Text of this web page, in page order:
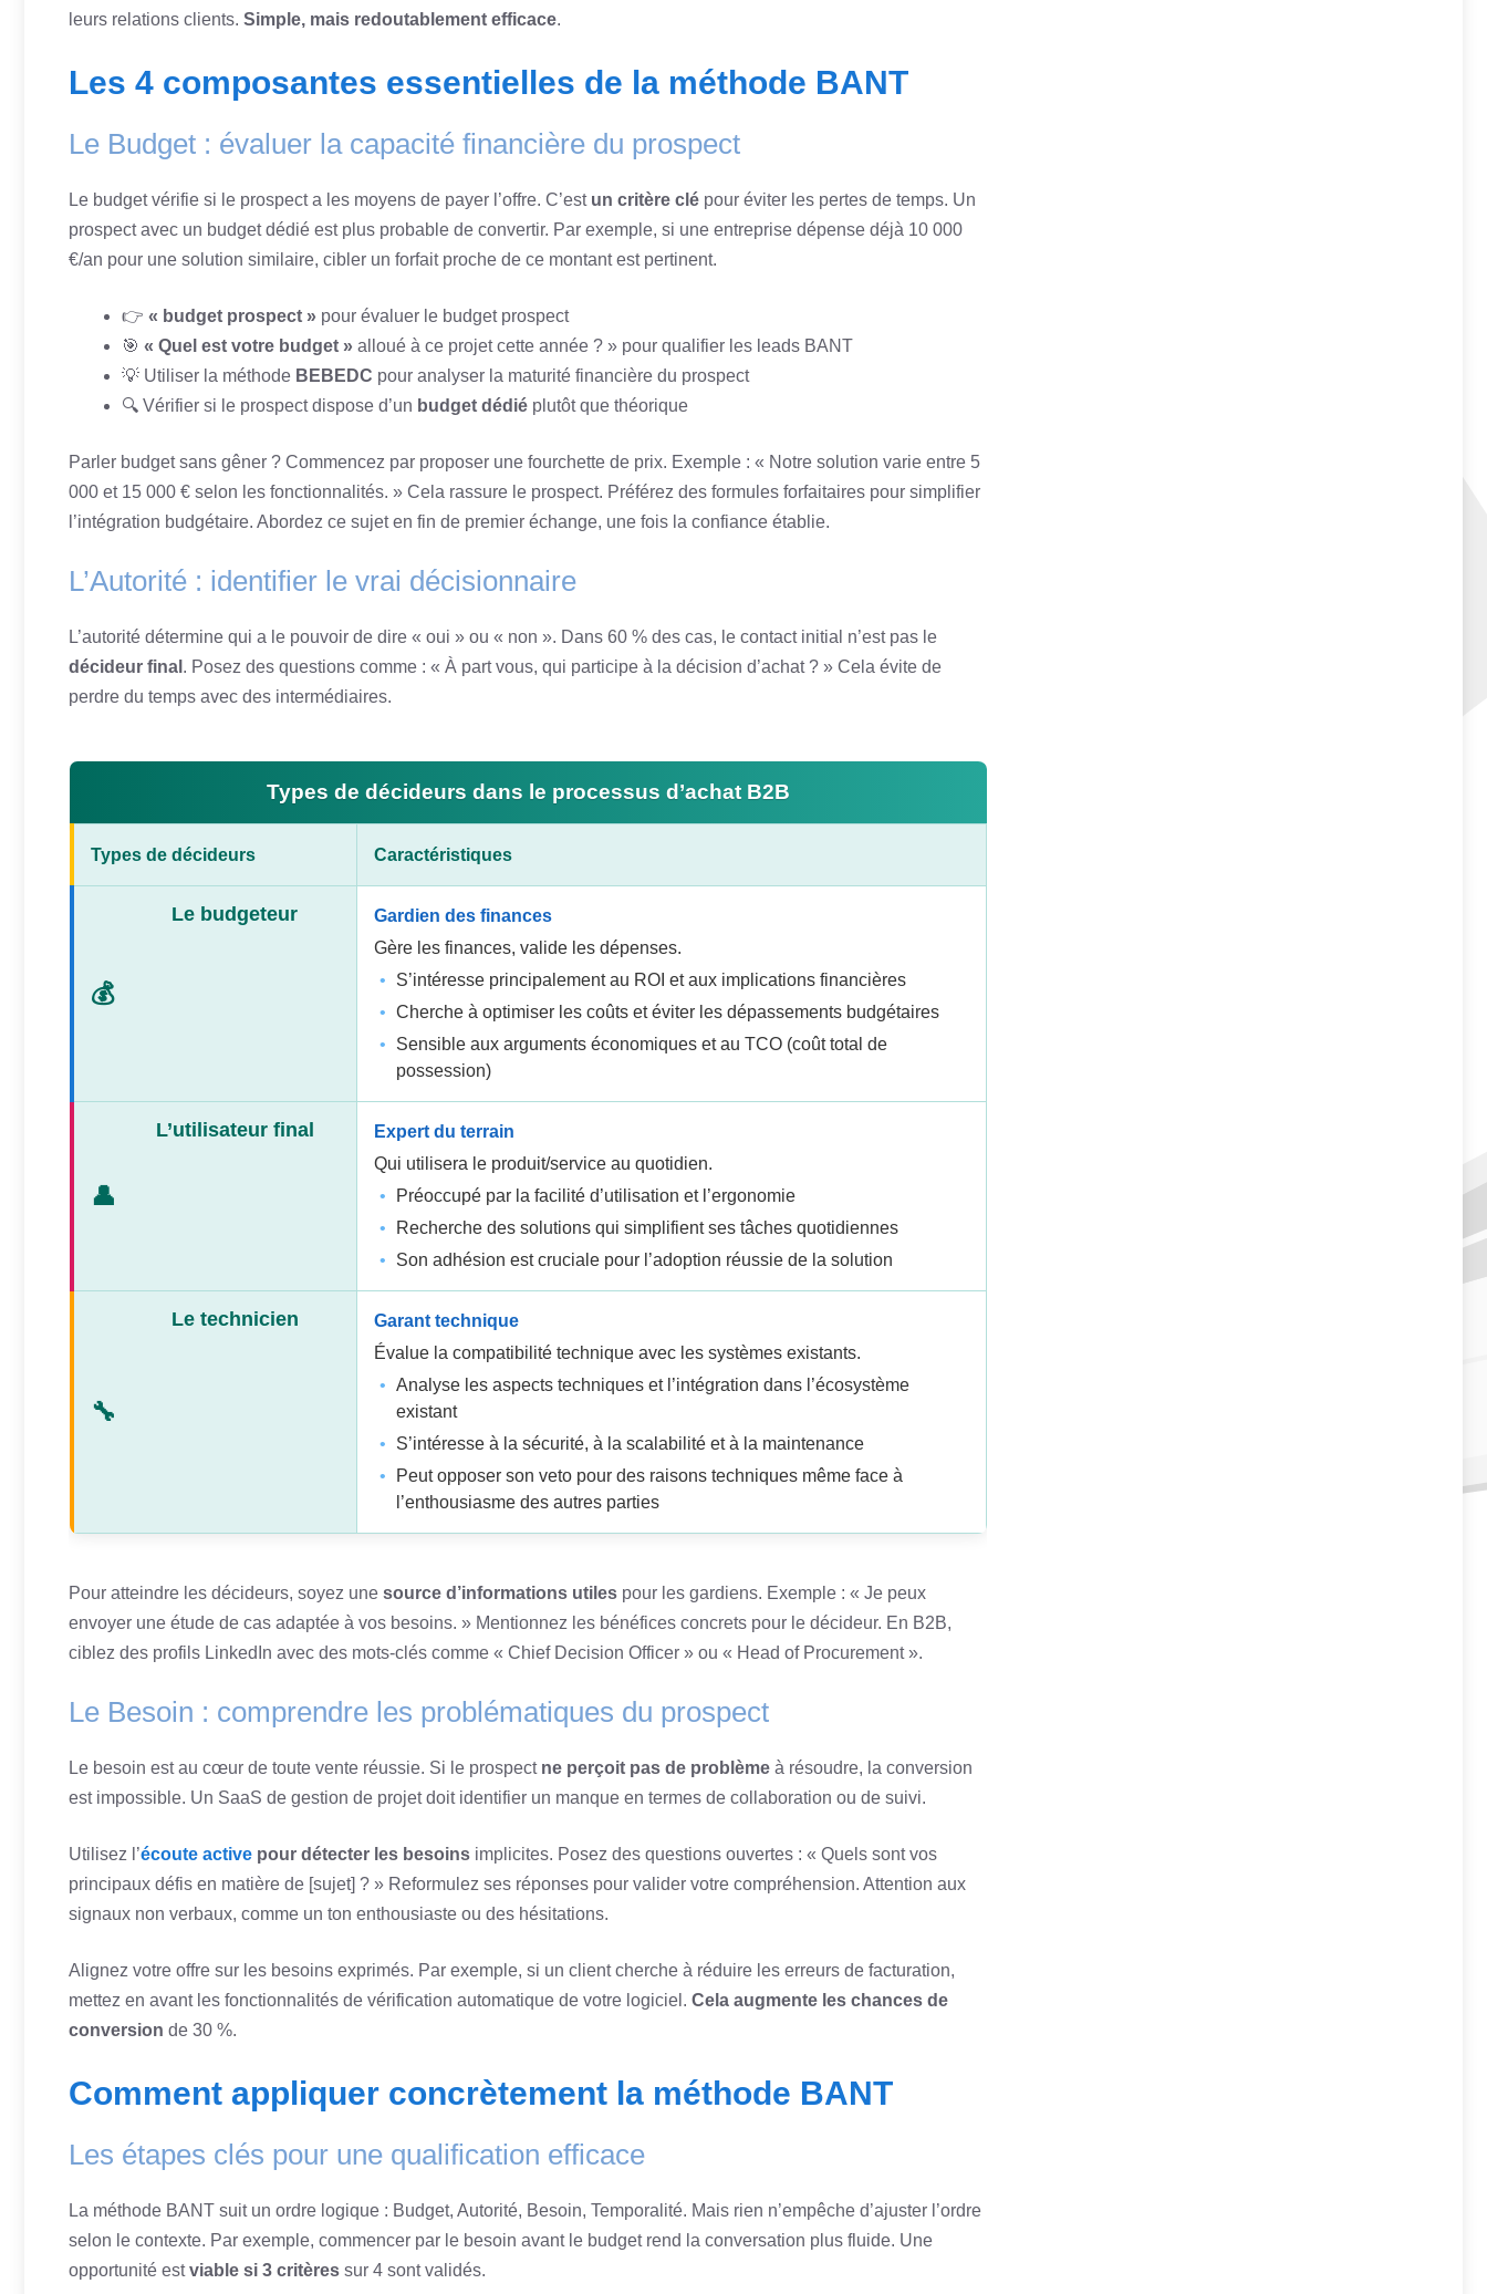
leurs relations clients. Simple, mais redoutablement efficace.
Les 4 composantes essentielles de la méthode BANT
Le Budget : évaluer la capacité financière du prospect
Le budget vérifie si le prospect a les moyens de payer l’offre. C’est un critère clé pour éviter les pertes de temps. Un
prospect avec un budget dédié est plus probable de convertir. Par exemple, si une entreprise dépense déjà 10 000
€/an pour une solution similaire, cibler un forfait proche de ce montant est pertinent.
👉 « budget prospect » pour évaluer le budget prospect
🎯 « Quel est votre budget » alloué à ce projet cette année ? » pour qualifier les leads BANT
💡 Utiliser la méthode BEBEDC pour analyser la maturité financière du prospect
🔍 Vérifier si le prospect dispose d’un budget dédié plutôt que théorique
Parler budget sans gêner ? Commencez par proposer une fourchette de prix. Exemple : « Notre solution varie entre 5
000 et 15 000 € selon les fonctionnalités. » Cela rassure le prospect. Préférez des formules forfaitaires pour simplifier
l’intégration budgétaire. Abordez ce sujet en fin de premier échange, une fois la confiance établie.
L’Autorité : identifier le vrai décisionnaire
L’autorité détermine qui a le pouvoir de dire « oui » ou « non ». Dans 60 % des cas, le contact initial n’est pas le
décideur final . Posez des questions comme : « À part vous, qui participe à la décision d’achat ? » Cela évite de
perdre du temps avec des intermédiaires.
Types de décideurs dans le processus d’achat B2B
Types de décideurs Caractéristiques
Le budgeteur
Gardien des finances
Gère les finances, valide les dépenses.
S’intéresse principalement au ROI et aux implications financières
Cherche à optimiser les coûts et éviter les dépassements budgétaires
Sensible aux arguments économiques et au TCO (coût total de
possession)
L’utilisateur final
Expert du terrain
Qui utilisera le produit/service au quotidien.
Préoccupé par la facilité d’utilisation et l’ergonomie
Recherche des solutions qui simplifient ses tâches quotidiennes
Son adhésion est cruciale pour l’adoption réussie de la solution
Le technicien
Garant technique
Évalue la compatibilité technique avec les systèmes existants.
Analyse les aspects techniques et l’intégration dans l’écosystème
existant
S’intéresse à la sécurité, à la scalabilité et à la maintenance
Peut opposer son veto pour des raisons techniques même face à
l’enthousiasme des autres parties
Pour atteindre les décideurs, soyez une source d’informations utiles pour les gardiens. Exemple : « Je peux
envoyer une étude de cas adaptée à vos besoins. » Mentionnez les bénéfices concrets pour le décideur. En B2B,
ciblez des profils LinkedIn avec des mots-clés comme « Chief Decision Officer » ou « Head of Procurement ».
Le Besoin : comprendre les problématiques du prospect
Le besoin est au cœur de toute vente réussie. Si le prospect ne perçoit pas de problème à résoudre, la conversion
est impossible. Un SaaS de gestion de projet doit identifier un manque en termes de collaboration ou de suivi.
Utilisez l’écoute active pour détecter les besoins implicites. Posez des questions ouvertes : « Quels sont vos
principaux défis en matière de [sujet] ? » Reformulez ses réponses pour valider votre compréhension. Attention aux
signaux non verbaux, comme un ton enthousiaste ou des hésitations.
Alignez votre offre sur les besoins exprimés. Par exemple, si un client cherche à réduire les erreurs de facturation,
mettez en avant les fonctionnalités de vérification automatique de votre logiciel. Cela augmente les chances de
conversion de 30 %.
Comment appliquer concrètement la méthode BANT
Les étapes clés pour une qualification efficace
La méthode BANT suit un ordre logique : Budget, Autorité, Besoin, Temporalité. Mais rien n’empêche d’ajuster l’ordre
selon le contexte. Par exemple, commencer par le besoin avant le budget rend la conversation plus fluide. Une
opportunité estviable si 3 critères sur 4 sont validés.